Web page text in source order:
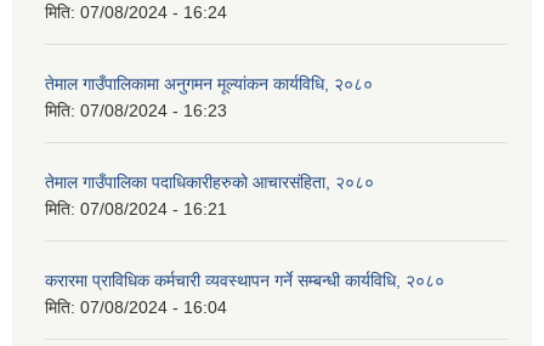
मिति: 07/08/2024 - 16:24
तेमाल गाउँपालिकामा अनुगमन मूल्यांकन कार्यविधि, २०८०
मिति: 07/08/2024 - 16:23
तेमाल गाउँपालिका पदाधिकारीहरुको आचारसंहिता, २०८०
मिति: 07/08/2024 - 16:21
करारमा प्राविधिक कर्मचारी व्यवस्थापन गर्ने सम्बन्धी कार्यविधि, २०८०
मिति: 07/08/2024 - 16:04